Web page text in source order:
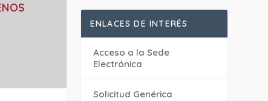
ENLACES DE INTERÉS
Acceso a la Sede
Electrónica
Solicitud Genérica